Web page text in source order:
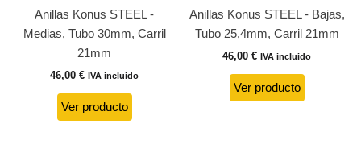
Anillas Konus STEEL -
Medias, Tubo 30mm, Carril
21mm
46,00 € IVA incluido
Ver producto
Anillas Konus STEEL - Bajas,
Tubo 25,4mm, Carril 21mm
46,00 € IVA incluido
Ver producto